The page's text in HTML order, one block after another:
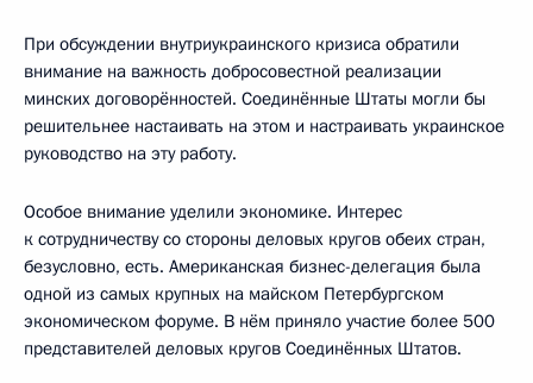
При обсуждении внутриукраинского кризиса обратили
внимание на важность добросовестной реализации
минских договорённостей. Соединённые Штаты могли бы
решительнее настаивать на этом и настраивать украинское
руководство на эту работу.
Особое внимание уделили экономике. Интерес
к сотрудничеству со стороны деловых кругов обеих стран,
безусловно, есть. Американская бизнес-делегация была
одной из самых крупных на майском Петербургском
экономическом форуме. В нём приняло участие более 500
представителей деловых кругов Соединённых Штатов.